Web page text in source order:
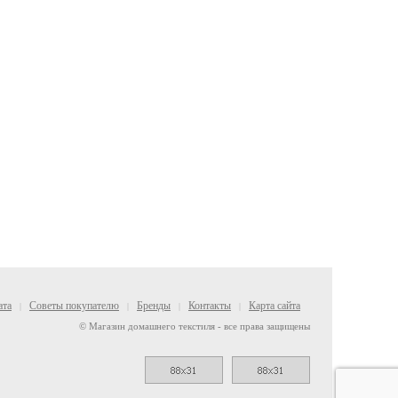
Советы покупателю Бренды Контакты Карта сайта
© Магазин домашнего текстиля - все права защищены